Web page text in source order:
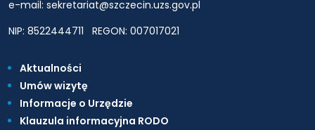
e-mail: sekretariat@szczecin.uzs.gov.pl
NIP: 8522444711
REGON: 007017021
Aktualności
Umów wizytę
Informacje o Urzędzie
Klauzula informacyjna RODO